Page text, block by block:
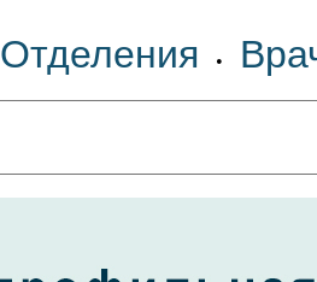
Отделения •